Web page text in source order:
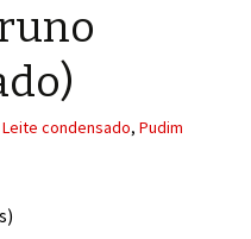
Leite condensado, Pudim